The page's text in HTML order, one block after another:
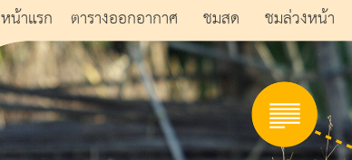
หน้าแรก ตารางออกอากาศ ชมสด ชมล่วงหน้า